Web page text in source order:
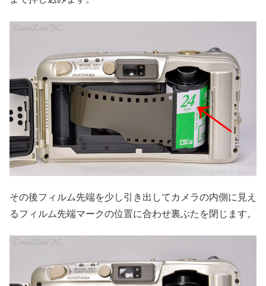
その後フィルム先端を少し引き出してカメラの内側に見え
るフィルム先端マークの位置に合わせ裏ぶたを閉じます。